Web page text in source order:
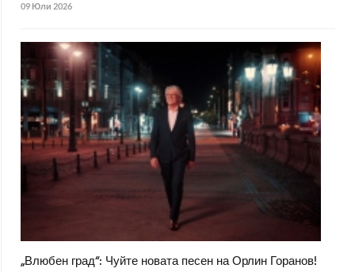
09 Юли 2026
„Влюбен град“: Чуйте новата песен на Орлин Горанов!